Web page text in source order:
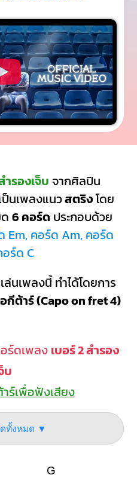
ำรองเจ็บ จากศิลปิน
ป็นเพลงแนวสตริงโดย
6 คอร์ด ประกอบด้วย
Em, คอร์ด Am, คอร์ด
ร์ด C
ล่นเพลงนี้ ทำได้โดยการ
กีต้าร์ (Capo on fret 4)
ร์ดเพลง เบอร์ 2 สำรอง
บ
ร์เพื่อฟังเสียง
ทั้งหมด ▼
G